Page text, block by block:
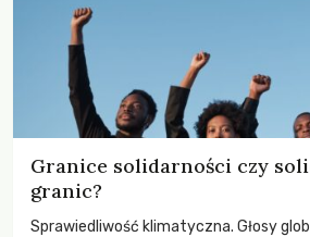
Granice solidarności czy
granic?
Sprawiedliwość klimatyczna. Głosy